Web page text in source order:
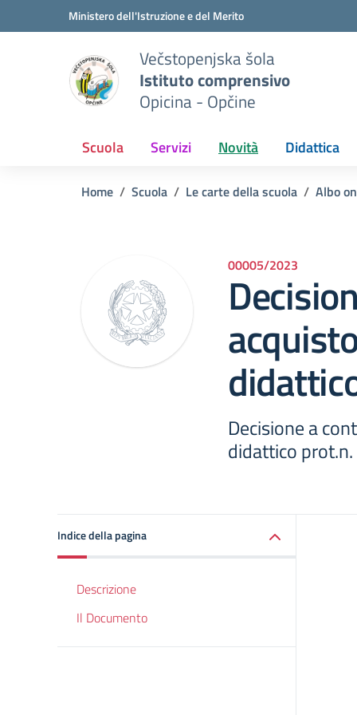
Vai ai contenuti
Vai al menu di navigazioneMinistero dell'Istruzione e del Merito
Večstopenjska šola
Istituto comprensivo
Opicina - Opčine
Scuola Servizi Novità Didattica
Home Scuola Le carte della scuola Albo
00005/2023
Decisione a
didattico
Indice della pagina
Descrizione
Il Documento